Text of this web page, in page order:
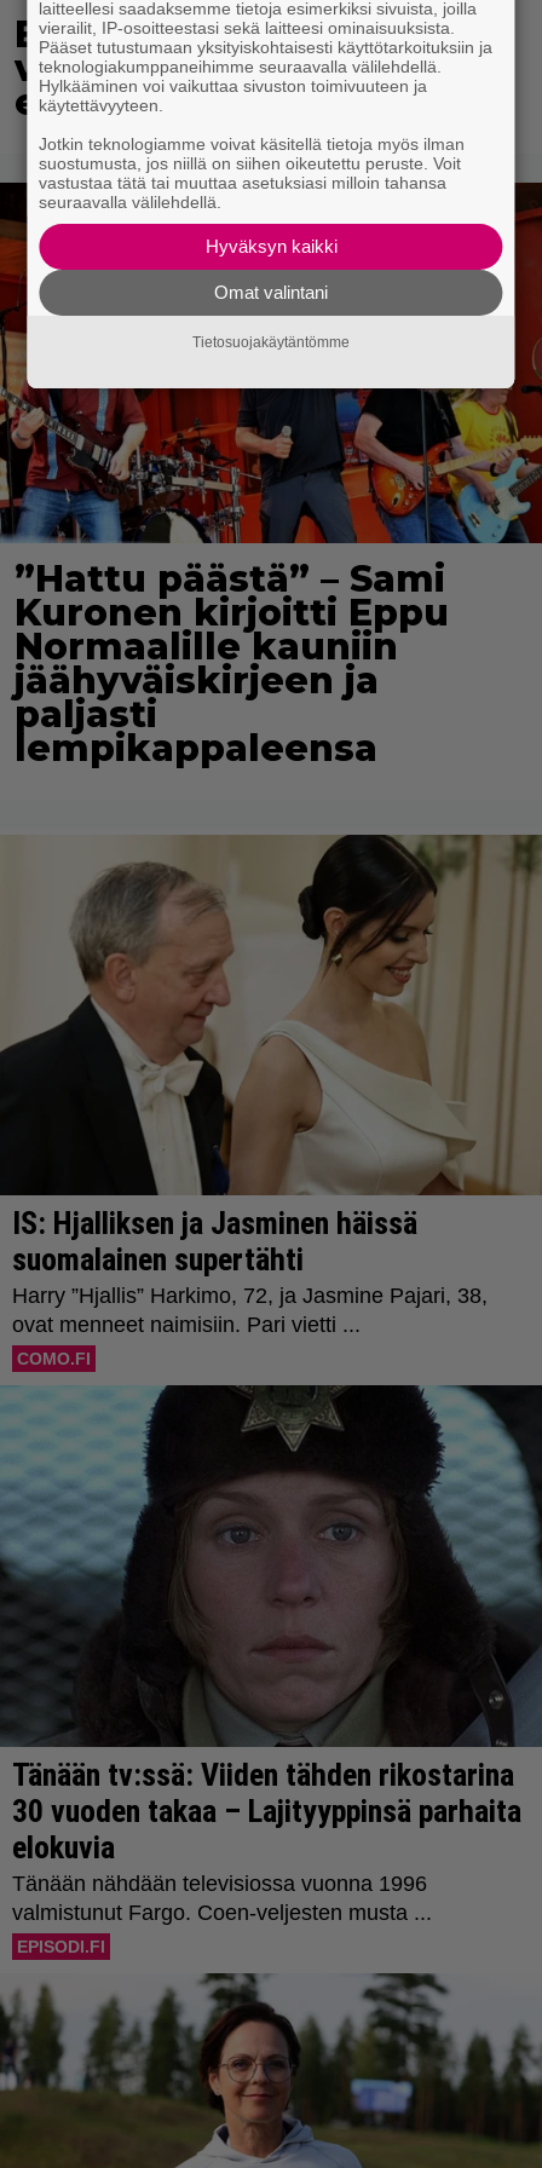
Eppu Normaalin
viimeinen konsertti
esitetään Ylellä
”Hattu päästä” – Sami
Kuronen kirjoitti Eppu
Normaalille kauniin
jäähyväiskirjeen ja
paljasti
lempikappaleensa
laitteellesi saadaksemme tietoja esimerkiksi sivuista, joilla
vierailit, IP-osoitteestasi sekä laitteesi ominaisuuksista.
Pääset tutustumaan yksityiskohtaisesti käyttötarkoituksiin ja
teknologiakumppaneihimme seuraavalla välilehdellä.
Hylkääminen voi vaikuttaa sivuston toimivuuteen ja
käytettävyyteen.
Jotkin teknologiamme voivat käsitellä tietoja myös ilman
suostumusta, jos niillä on siihen oikeutettu peruste. Voit
vastustaa tätä tai muuttaa asetuksiasi milloin tahansa
seuraavalla välilehdellä.
Hyväksyn kaikki
Omat valintani
Tietosuojakäytäntömme